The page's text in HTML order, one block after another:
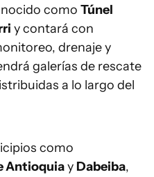
como Túnel
y contará con
drenaje y
galerías de rescate
a lo largo del
como
Antioquiay Dabeiba,